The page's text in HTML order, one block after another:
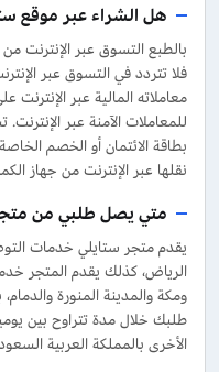
هل الشراء عبر موقع
بالطبع التسوق عبر الإنترنت
فلا تتردد في التسوق عبر
معاملاته المالية عبر
للمعاملات الآمنة عبر
بطاقة الائتمان أو الخصم
نقلها عبر الإنترنت من جهاز
متي يصل طلبي من
يقدم متجر ستايلي خدمات
الرياض، كذلك يقدم المتجر
ومكة والمدينة المنورة
الأخرى بالمملكة العربية